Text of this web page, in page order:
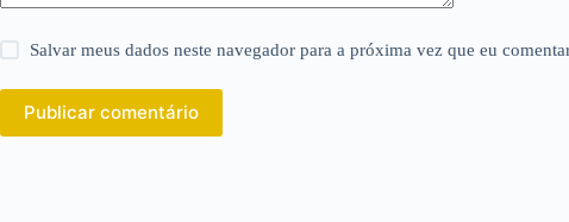
Salvar meus dados neste navegador para a próxima vez que eu
Publicar comentário